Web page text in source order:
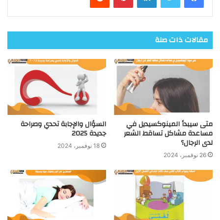
مقالات ذات صلة
متى سيبدأ المينوكسيديل في
مساعدة مشاكل تساقط الشعر
لدى الرجال؟
26 نوفمبر، 2024
السؤال والإجابة تحدي وصراحة
جديدة 2025
18 نوفمبر، 2024